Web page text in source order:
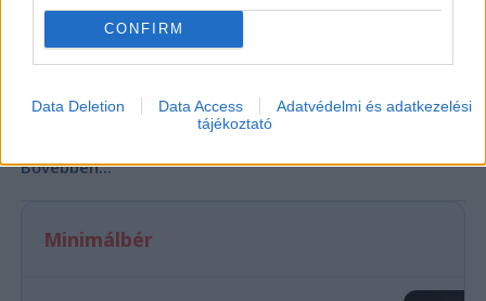
CONFIRM
Data Deletion Data Access
Adatvédelmi és adatkezelési
tájékoztató
A Tesco a Citigroupot és a Goldman Sachst bízta meg
közép-európai eladásának előkészítésével, a magyar
Bővebben...
Minimálbér